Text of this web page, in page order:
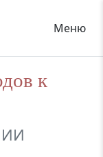
Меню
к
ИИ